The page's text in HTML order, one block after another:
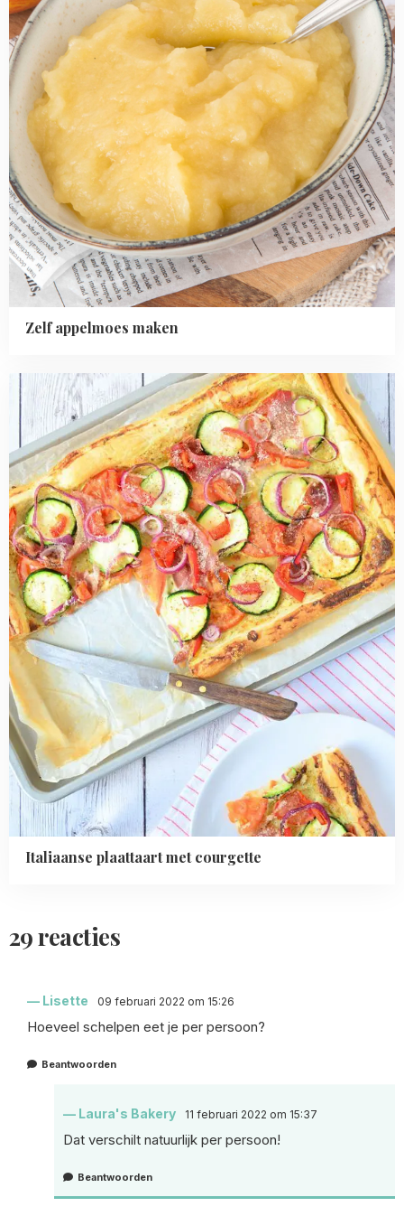
Zelf appelmoes maken
Italiaanse plaattaart met courgette
Read
more
about
Italiaanse
plaattaart
met
courgette
29 reacties
Lisette 09 februari 2022 om 15:26
Hoeveel schelpen eet je per persoon?
Beantwoorden
Laura's Bakery 11 februari 2022 om 15:37
Dat verschilt natuurlijk per persoon!
Beantwoorden